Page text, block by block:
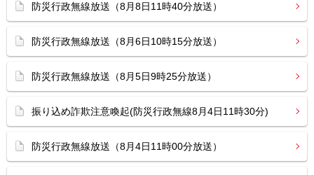
防災行政無線放送（8月8日11時40分放送）
防災行政無線放送（8月6日10時15分放送）
防災行政無線放送（8月5日9時25分放送）
振り込め詐欺注意喚起(防災行政無線8月4日11時30分)
防災行政無線放送（8月4日11時00分放送）